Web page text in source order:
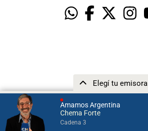
Amamos Argentina
Chema Forte
Cadena 3
Elegí tu emisora